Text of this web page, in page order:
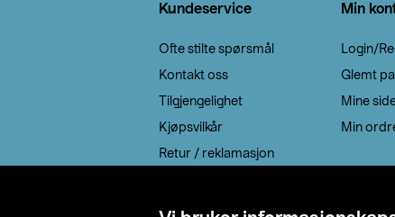
Kundeservice
Ofte stilte spørsmål
Kontakt oss
Tilgjengelighet
Kjøpsvilkår
Retur / reklamasjon
Min
Login/
Glemt
Mine
Min